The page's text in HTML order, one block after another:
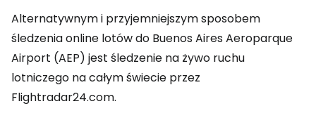
Alternatywnym i przyjemniejszym sposobem
śledzenia online lotów do Buenos Aires Aeroparque
Airport (AEP) jest śledzenie na żywo ruchu
lotniczego na całym świecie przez
Flightradar24.com.